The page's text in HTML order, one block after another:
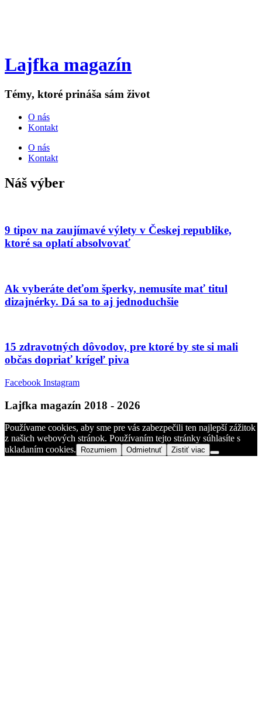
Lajfka magazín
Témy, ktoré prináša sám život
O nás
Kontakt
O nás
Kontakt
Náš výber
9 tipov na zaujímavé výlety v Českej republike,
ktoré sa oplatí absolvovať
Ak vyberáte deťom šperky, nemusíte mať titul
dizajnérky. Dá sa to aj jednoduchšie
15 zdravotných dôvodov, pre ktoré by ste si mali
občas dopriať krígeľ piva
Facebook Instagram
Lajfka magazín 2018 - 2026
Používame cookies, aby sme pre vás zabezpečili ten najlepší zážitok
z našich webových stránok. Používaním tejto stránky súhlasíte s
ukladaním cookies.
Rozumiem Odmietnuť Zistiť viac